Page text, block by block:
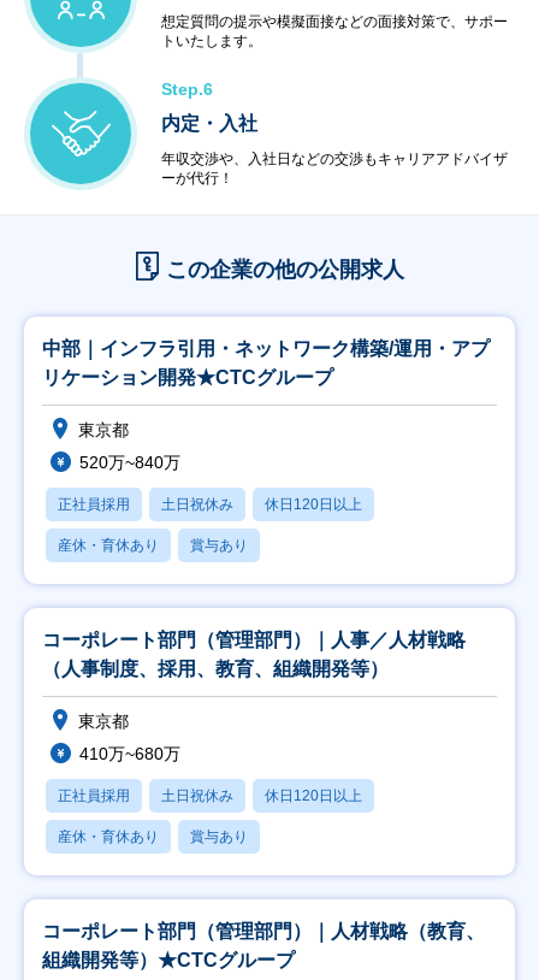
想定質問の提示や模擬面接などの面接対策で、サポー
トいたします。
Step.6
内定・入社
年収交渉や、入社日などの交渉もキャリアアドバイザ
ーが代行！
この企業の他の公開求人
中部｜インフラ引用・ネットワーク構築/運用・アプ
リケーション開発★CTCグループ
東京都
520万~840万
正社員採用 土日祝休み 休日120日以上
産休・育休あり 賞与あり
コーポレート部門（管理部門）｜人事／人材戦略
（人事制度、採用、教育、組織開発等）
東京都
410万~680万
正社員採用 土日祝休み 休日120日以上
産休・育休あり 賞与あり
コーポレート部門（管理部門）｜人材戦略（教育、
組織開発等）★CTCグループ